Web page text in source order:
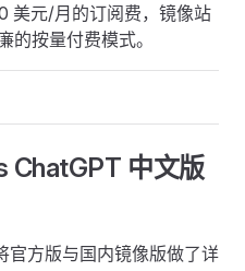
美元/月的订阅费，镜像站
的按量付费模式。
ChatGPT 中文版
官方版与国内镜像版做了详